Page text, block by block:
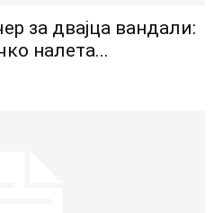
за двајца вандали:
налета...